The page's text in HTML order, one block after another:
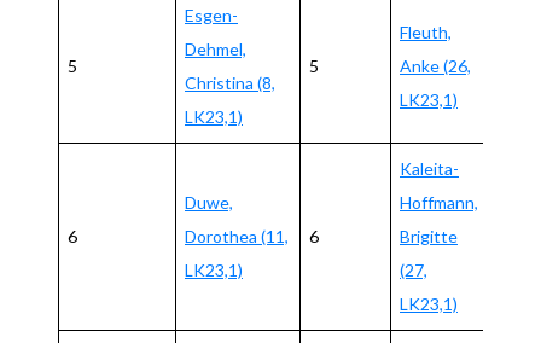
5
Esgen-
Dehmel,
Christina (8,
LK23,1)
5
Fleuth,
Anke (26,
LK23,1)
6
Duwe,
Dorothea (11,
LK23,1)
6
Kaleita-
Hoffmann,
Brigitte
(27,
LK23,1)